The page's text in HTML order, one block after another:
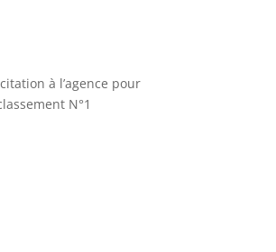
à l’agence pour
N°1